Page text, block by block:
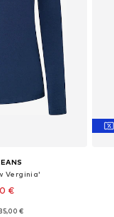
Verginia'
€
€